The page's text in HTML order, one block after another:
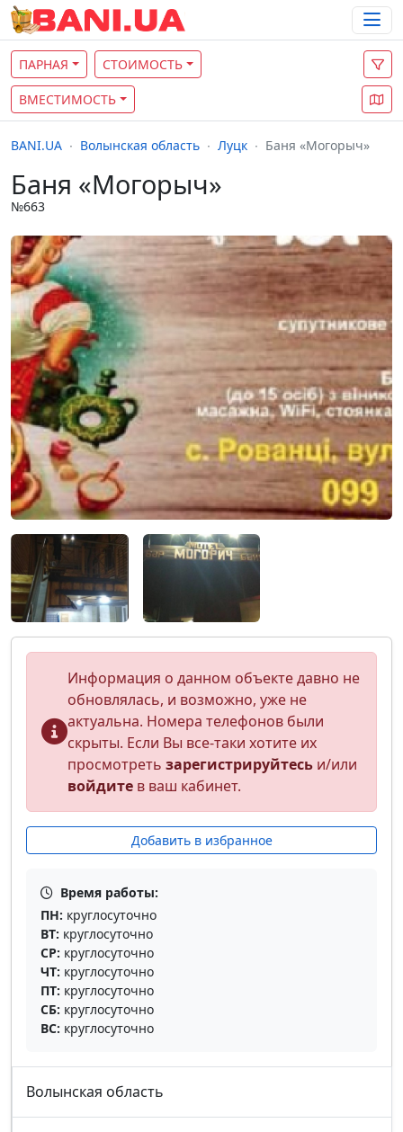
ПАРНАЯ СТОИМОСТЬ
ВМЕСТИМОСТЬ
BANI.UA Волынская область Луцк Баня «Могорыч»
Баня «Могорыч»
№663
Информация о данном объекте давно не
обновлялась, и возможно, уже не
актуальна. Номера телефонов были
скрыты. Если Вы все-таки хотите их
просмотреть зарегистрируйтесь и/или
войдите в ваш кабинет.
Добавить в избранное
Время работы:
ПН: круглосуточно
ВТ: круглосуточно
СР: круглосуточно
ЧТ: круглосуточно
ПТ: круглосуточно
СБ: круглосуточно
ВС: круглосуточно
Волынская область